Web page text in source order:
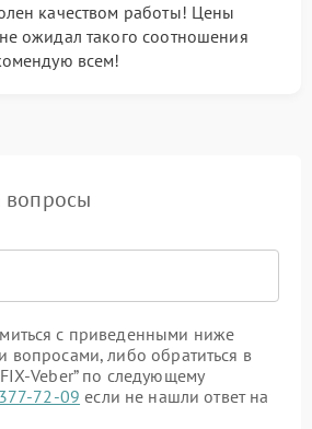
качеством работы! Цены
ожидал такого соотношения
всем!
вопросы
с приведенными ниже
вопросами, либо обратиться в
Veber” по следующему
72-09 если не нашли ответ на